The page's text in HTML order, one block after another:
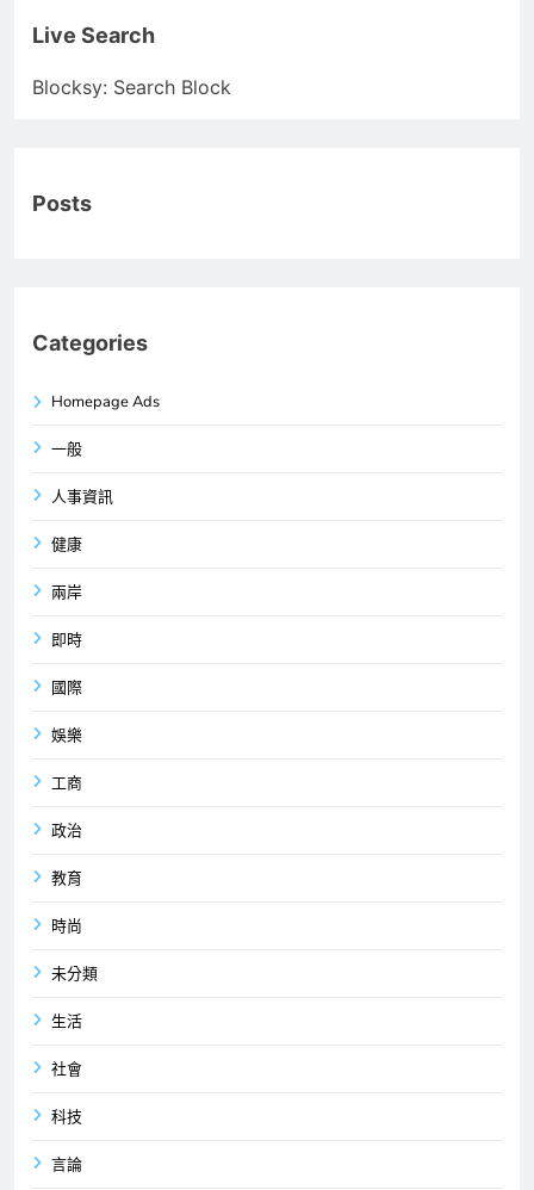
Live Search
Blocksy: Search Block
Posts
Categories
Homepage Ads
一般
人事資訊
健康
兩岸
即時
國際
娛樂
工商
政治
教育
時尚
未分類
生活
社會
科技
言論